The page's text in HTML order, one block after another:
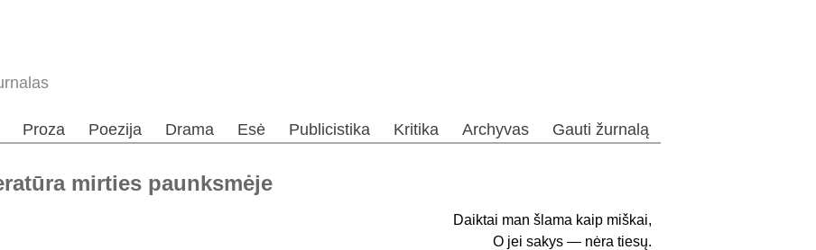
Proza Poezija Drama Esė Publicistika Kritika Archyvas Gauti žurnalą
mirties paunksmėje
Daiktai man šlama kaip miškai,
O jei sakys — nėra tiesų.